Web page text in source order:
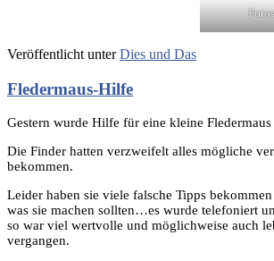
Veröffentlicht unter Dies und Das
Fledermaus-Hilfe
Gestern wurde Hilfe für eine kleine Fledermaus
Die Finder hatten verzweifelt alles mögliche
bekommen.
Leider haben sie viele falsche Tipps
was sie machen sollten…es wurde telefoniert
so war viel wertvolle und möglichweise auch
vergangen.